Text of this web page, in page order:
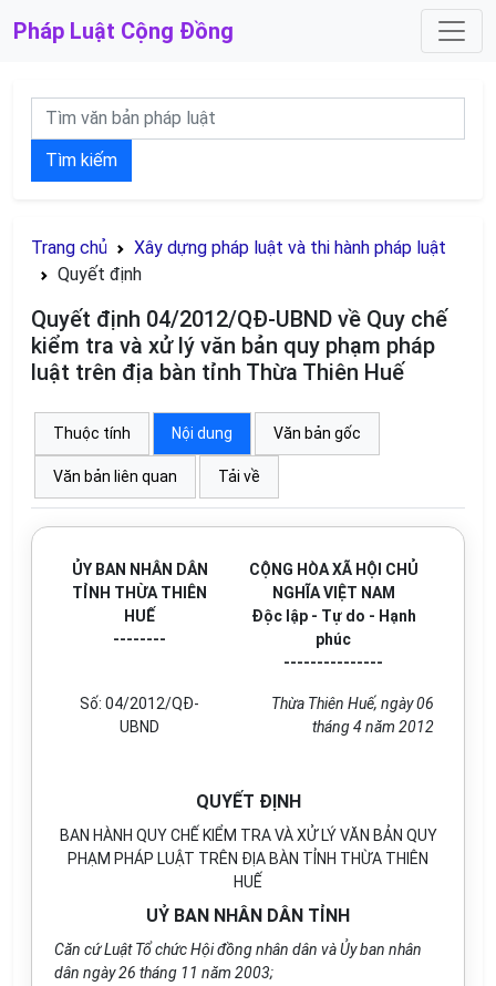
Pháp Luật Cộng Đồng
Tìm kiếm
Trang chủ
Xây dựng pháp luật và thi hành pháp luật
Quyết định
Quyết định 04/2012/QĐ-UBND về Quy chế
kiểm tra và xử lý văn bản quy phạm pháp
luật trên địa bàn tỉnh Thừa Thiên Huế
Thuộc tính Nội dung Văn bản gốc
Văn bản liên quan Tải về
ỦY BAN NHÂN DÂN
TỈNH THỪA THIÊN
HUẾ
--------
CỘNG HÒA XÃ HỘI CHỦ
NGHĨA VIỆT NAM
Độc lập - Tự do - Hạnh
phúc
---------------
Số: 04/2012/QĐ-
UBND
Thừa Thiên Huế, ngày 06
tháng 4 năm 2012
QUYẾT ĐỊNH
BAN HÀNH QUY CHẾ KIỂM TRA VÀ XỬ LÝ VĂN BẢN QUY
PHẠM PHÁP LUẬT TRÊN ĐỊA BÀN TỈNH THỪA THIÊN
HUẾ
UỶ BAN NHÂN DÂN TỈNH
Căn cứ Luật Tổ chức Hội đồng nhân dân và Ủy ban nhân
dân ngày 26 tháng 11 năm 2003;